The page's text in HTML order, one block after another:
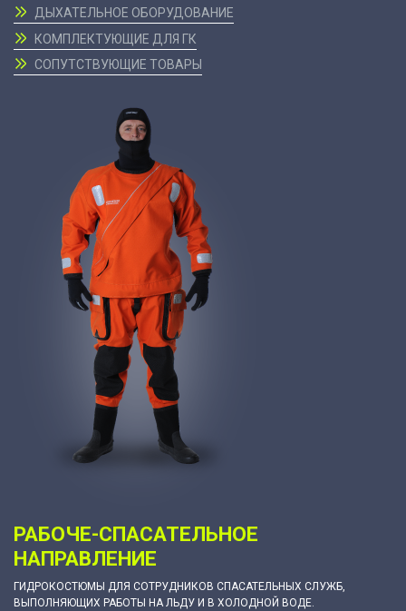
ДЫХАТЕЛЬНОЕ ОБОРУДОВАНИЕ
КОМПЛЕКТУЮЩИЕ ДЛЯ ГК
СОПУТСТВУЮЩИЕ ТОВАРЫ
РАБОЧЕ-СПАСАТЕЛЬНОЕ
НАПРАВЛЕНИЕ
ГИДРОКОСТЮМЫ ДЛЯ СОТРУДНИКОВ СПАСАТЕЛЬНЫХ СЛУЖБ,
ВЫПОЛНЯЮЩИХ РАБОТЫ НА ЛЬДУ И В ХОЛОДНОЙ ВОДЕ.